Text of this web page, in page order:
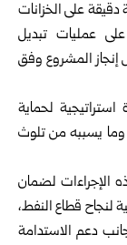
على الخزانات
على عمليات تبديل
إنجاز المشروع وفق
لحماية
وما يسببه من تلوث
الإجراءات لضمان
لنجاح قطاع النفط،
دعم الاستدامة